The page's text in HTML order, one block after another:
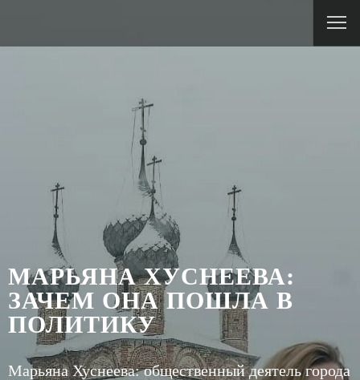
МАРЬЯНА ХУСНЕЕВА:
ЗАЧЕМ ОНА ПОШЛА В
ПОЛИТИКУ
Марьяна Хуснеева: общественный деятель города